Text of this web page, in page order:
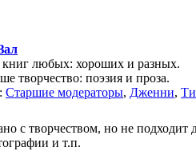
любых: хороших и разных.
творчество: поэзия и проза.
Старшие модераторы, Дженни,
с творчеством, но не
и т.п.